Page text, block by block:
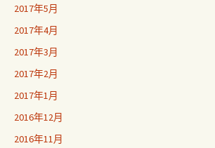
2017年5月
2017年4月
2017年3月
2017年2月
2017年1月
2016年12月
2016年11月